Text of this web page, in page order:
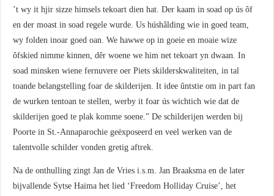
’t wy it hjir sizze himsels tekoart dien hat. Der kaam in soad op ús ôf
en der moast in soad regele wurde. Us húshâlding wie in goed team,
wy folden inoar goed oan. We hawwe op in goeie en moaie wize
ôfskied nimme kinnen, dêr woene we him net tekoart yn dwaan. In
soad minsken wiene fernuvere oer Piets skilderskwaliteiten, in tal
toande belangstelling foar de skilderijen. It idee ûntstie om in part fan
de wurken tentoan te stellen, werby it foar ús wichtich wie dat de
skilderijen goed te plak komme soene.” De schilderijen werden bij
Poorte in St.-Annaparochie geëxposeerd en veel werken van de
talentvolle schilder vonden gretig aftrek.
Na de onthulling zingt Jan de Vries i.s.m. Jan Braaksma en de later
bijvallende Sytse Haima het lied ‘Freedom Holliday Cruise’, het